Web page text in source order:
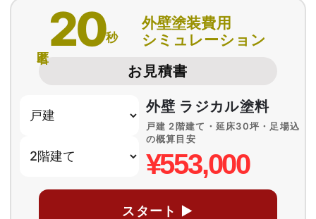
20秒
外壁塗装費用
シミュレーション
お見積書
外壁 ラジカル塗料
戸建 2階建て・延床30坪・足場込
の概算目安
¥553,000
スタート ▶